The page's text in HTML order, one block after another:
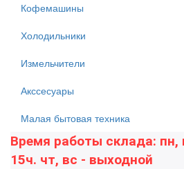
Кофемашины
Холодильники
Измельчители
Акссесуары
Малая бытовая техника
Время работы склада: пн,
15ч. чт, вс - выходной